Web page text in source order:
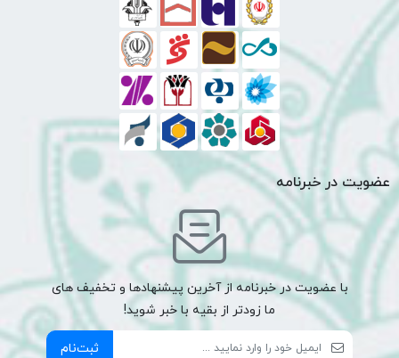
عضویت در خبرنامه
با عضویت در خبرنامه از آخرین پیشنهادها و تخفیف های
ما زودتر از بقیه با خبر شوید!
ثبت‌نام